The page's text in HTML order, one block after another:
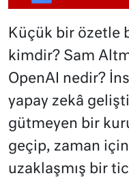
Küçük bir özetle
kimdir? Sam
OpenAI nedir?
yapay zekâ
gütmeyen bir
geçip, zaman
uzaklaşmış bir